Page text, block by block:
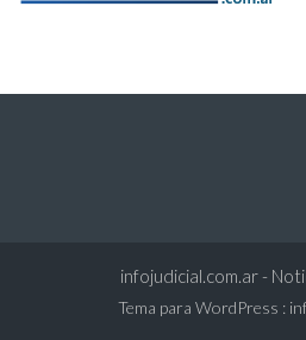
infojudicial.com.ar -
Tema para WordPress :